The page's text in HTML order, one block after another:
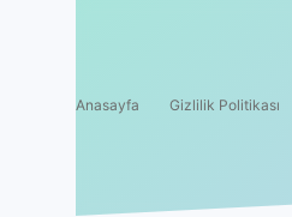
Anasayfa Gizlilik Politikası